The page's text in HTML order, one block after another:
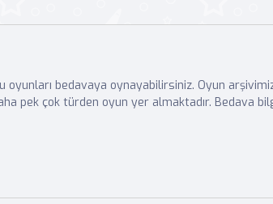
bedavaya oynayabilirsiniz. Oyun
pek çok türden oyun yer almaktadır. Bedava